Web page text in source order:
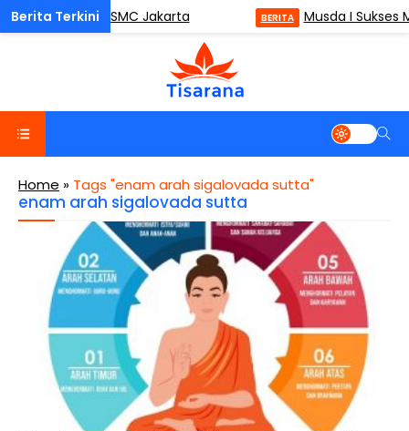
(ODM) di ISMC Jakarta BERITA Musda I Sukses
Home » Tags "enam arah sigalovada sutta"
enam arah sigalovada sutta